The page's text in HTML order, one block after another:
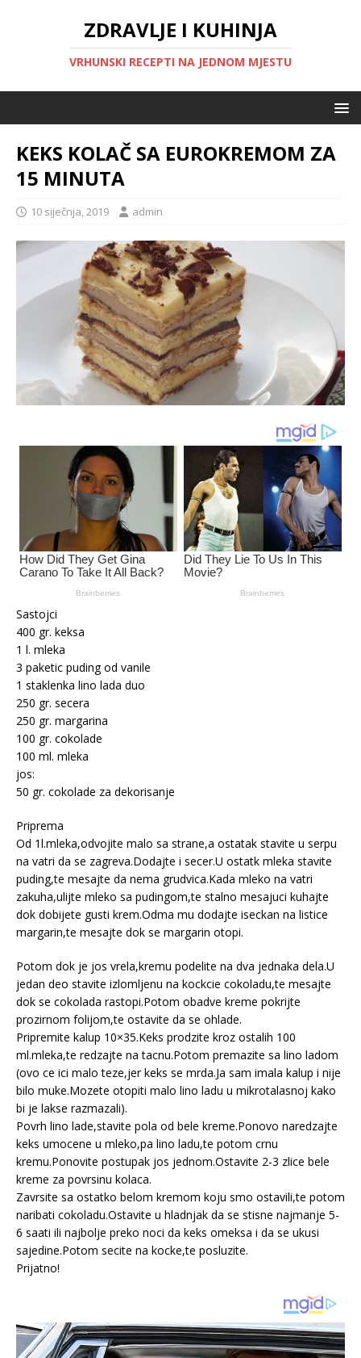
ZDRAVLJE I KUHINJA
VRHUNSKI RECEPTI NA JEDNOM MJESTU
KEKS KOLAČ SA EUROKREMOM ZA
15 MINUTA
10 siječnja, 2019 admin
Sastojci
400 gr. keksa
1 l. mleka
3 paketic puding od vanile
1 staklenka lino lada duo
250 gr. secera
250 gr. margarina
100 gr. cokolade
100 ml. mleka
jos:
50 gr. cokolade za dekorisanje
Priprema
Od 1l.mleka,odvojite malo sa strane,a ostatak stavite u serpu
na vatri da se zagreva.Dodajte i secer.U ostatk mleka stavite
puding,te mesajte da nema grudvica.Kada mleko na vatri
zakuha,ulijte mleko sa pudingom,te stalno mesajuci kuhajte
dok dobijete gusti krem.Odma mu dodajte iseckan na listice
margarin,te mesajte dok se margarin otopi.
Potom dok je jos vrela,kremu podelite na dva jednaka dela.U
jedan deo stavite izlomljenu na kockcie cokoladu,te mesajte
dok se cokolada rastopi.Potom obadve kreme pokrijte
prozirnom folijom,te ostavite da se ohlade.
Pripremite kalup 10×35.Keks prodzite kroz ostalih 100
ml.mleka,te redzajte na tacnu.Potom premazite sa lino ladom
(ovo ce ici malo teze,jer keks se mrda.Ja sam imala kalup i nije
bilo muke.Mozete otopiti malo lino ladu u mikrotalasnoj kako
bi je lakse razmazali).
Povrh lino lade,stavite pola od bele kreme.Ponovo naredzajte
keks umocene u mleko,pa lino ladu,te potom crnu
kremu.Ponovite postupak jos jednom.Ostavite 2-3 zlice bele
kreme za povrsinu kolaca.
Zavrsite sa ostatko belom kremom koju smo ostavili,te potom
naribati cokoladu.Ostavite u hladnjak da se stisne najmanje 5-
6 saati ili najbolje preko noci da keks omeksa i da se ukusi
sajedine.Potom secite na kocke,te posluzite.
Prijatno!